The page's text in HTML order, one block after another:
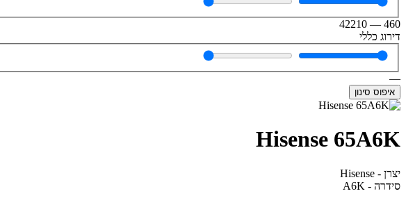
460
—
42210
דירוג כללי
—
איפוס סינון
Hisense 65A6K
יצרן - Hisense
סידרה - A6K